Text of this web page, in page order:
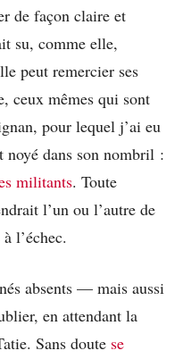
de façon claire et
su, comme elle,
peut remercier ses
ceux mêmes qui sont
pour lequel j’ai eu
noyé dans son nombril :
militants. Toute
l’un ou l’autre de
l’échec.
absents — mais aussi
en attendant la
Sans doute se